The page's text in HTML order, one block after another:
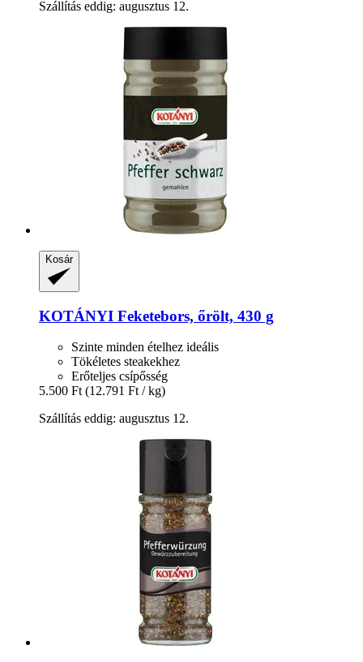
Szállítás eddig: augusztus 12.
Kosár
KOTÁNYI Feketebors, őrölt, 430 g
Szinte minden ételhez ideális
Tökéletes steakekhez
Erőteljes csípősség
5.500 Ft (12.791 Ft / kg)
Szállítás eddig: augusztus 12.